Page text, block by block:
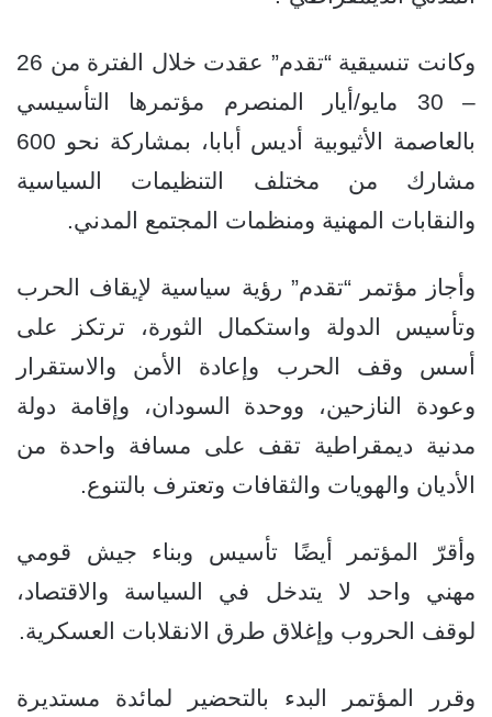
وكانت تنسيقية “تقدم” عقدت خلال الفترة من 26
– 30 مايو/أيار المنصرم مؤتمرها التأسيسي
بالعاصمة الأثيوبية أديس أبابا، بمشاركة نحو 600
مشارك من مختلف التنظيمات السياسية
والنقابات المهنية ومنظمات المجتمع المدني.
وأجاز مؤتمر “تقدم” رؤية سياسية لإيقاف الحرب
وتأسيس الدولة واستكمال الثورة، ترتكز على
أسس وقف الحرب وإعادة الأمن والاستقرار
وعودة النازحين، ووحدة السودان، وإقامة دولة
مدنية ديمقراطية تقف على مسافة واحدة من
الأديان والهويات والثقافات وتعترف بالتنوع.
وأقرّ المؤتمر أيضًا تأسيس وبناء جيش قومي
مهني واحد لا يتدخل في السياسة والاقتصاد،
لوقف الحروب وإغلاق طرق الانقلابات العسكرية.
وقرر المؤتمر البدء بالتحضير لمائدة مستديرة